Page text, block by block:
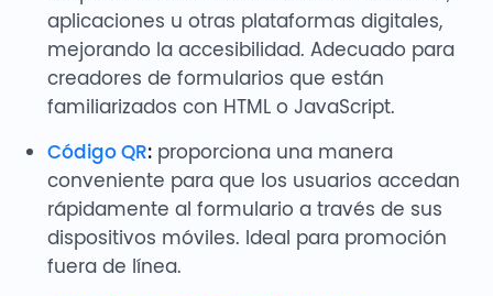
aplicaciones u otras plataformas digitales,
mejorando la accesibilidad. Adecuado para
creadores de formularios que están
familiarizados con HTML o JavaScript.
Código QR:proporciona una manera
conveniente para que los usuarios accedan
rápidamente al formulario a través de sus
dispositivos móviles. Ideal para promoción
fuera de línea.